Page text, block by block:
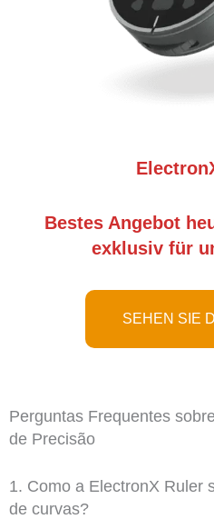
Bestes Angebot
exklusiv für
SEHEN SIE
Perguntas Frequentes
de Precisão
1. Como a ElectronX Ruler
de curvas?